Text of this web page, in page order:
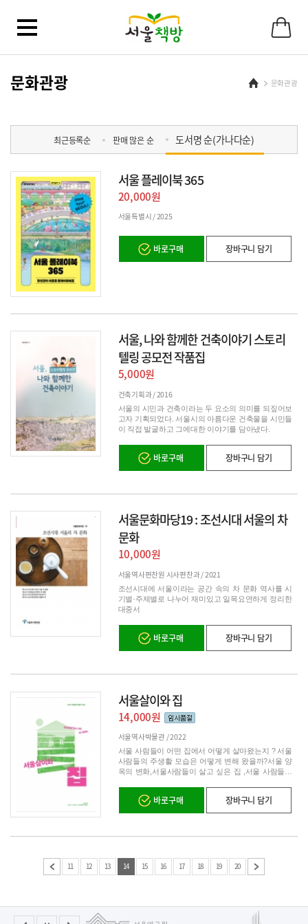
메
문화관광 Home문화관광
최근등록순 판매 많은 순 도서명 순(가나다순)
서울 플레이북 365
20,000원
서울특별시 /2025
바로구매 장바구니 담기
서울, 나와 함께한 건축이야기 스토리
텔링 공모전 작품집
5,000원
건축기획과 /2016
서울의 시민과 건축이라는 두 요소의 의미를 되짚어보
고자 기획되었다. 서울시의 아름다운 건축물을 시민들
이 직접 발굴하고 그에대한 이야기를 담아냈다.
바로구매 장바구니 담기
서울문화마당19 : 조선시대 서울의 차
문화
10,000원
서울역사편찬원 시사편찬과 /2021
조선시대에 서울이라는 공간 속의 차 문화 역사를 시
기별·주제별로 나누어 재미있고 일목요연하게 정리한
대중서
바로구매 장바구니 담기
서울살이와 집
14,000원
서울역사박물관 /2022
서울 사람들이 어떤 집에서 어떻게 살아왔는지 ? 서울
사람들의 주생활 모습은 어떻게 변해 왔을까?서울 양
옥의 변화,서울사람들이 살고 싶은 집 ,서울 사람들이
바로구매 장바구니 담기
11 12 13 14 15 16 17 18 19 20